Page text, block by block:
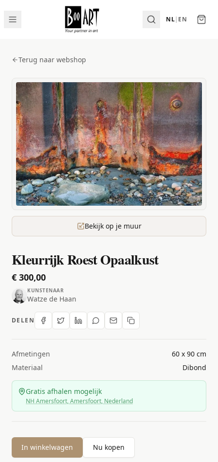
NL| EN
Terug naar webshop
Bekijk op je muur
Kleurrijk Roest Opaalkust
€ 300,00
KUNSTENAAR
Watze de Haan
DELEN
Afmetingen
60 x 90 cm
Materiaal
Dibond
Gratis afhalen mogelijk
NH Amersfoort, Amersfoort, Nederland
In winkelwagen Nu kopen